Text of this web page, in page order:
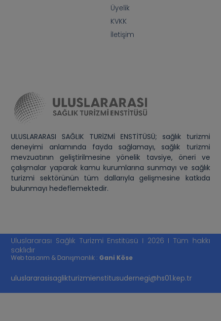
ULUSLARARASI SAĞLIK TURİZMİ ENSTİTÜSÜ; sağlık turizmi
deneyimi anlamında fayda sağlamayı, sağlık turizmi
mevzuatının geliştirilmesine yönelik tavsiye, öneri ve
çalışmalar yaparak kamu kurumlarına sunmayı ve sağlık
turizmi sektörünün tüm dallarıyla gelişmesine katkıda
bulunmayı hedeflemektedir.
Üyelik
KVKK
İletişim
Uluslararası Sağlık Turizmi Enstitüsü I 2026 I Tüm hakkı
saklıdır
Web tasarım & Danışmanlık : Gani Köse
uluslararasisaglikturizmienstitusudernegi@hs01.kep.tr